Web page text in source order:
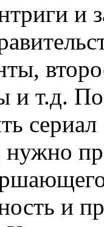
и
и т.д.
сериал
нужно
и